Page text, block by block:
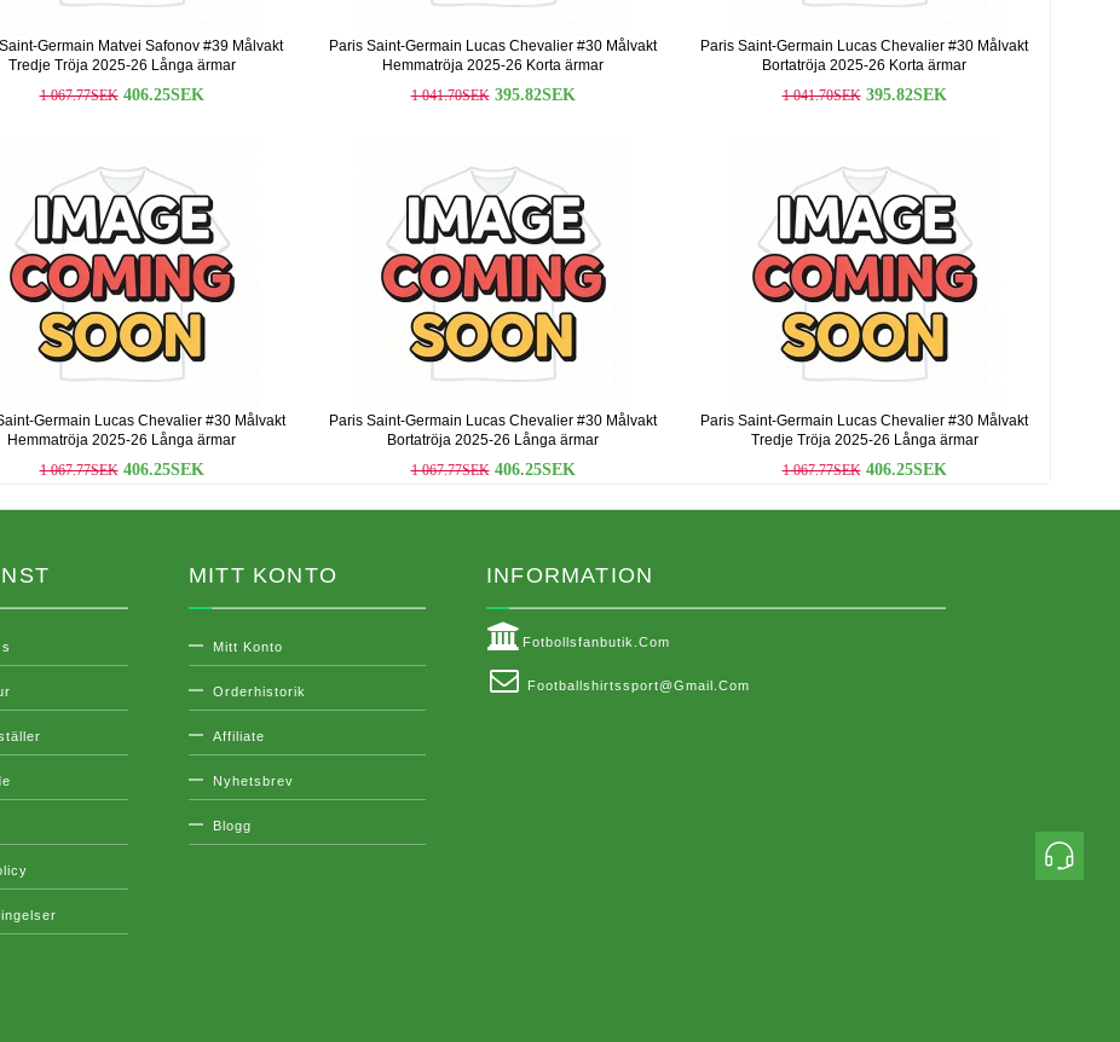
Germain Matvei Safonov #39 Målvakt
Tredje Tröja 2025-26 Långa ärmar
1 067.77SEK 406.25SEK
Paris Saint-Germain Lucas Chevalier #30 Målvakt
Hemmatröja 2025-26 Korta ärmar
1 041.70SEK 395.82SEK
Paris Saint-Germain Lucas Chevalier #30 Målvakt
Bortatröja 2025-26 Korta ärmar
1 041.70SEK 395.82SEK
Germain Lucas Chevalier #30 Målvakt
Hemmatröja 2025-26 Långa ärmar
1 067.77SEK 406.25SEK
Paris Saint-Germain Lucas Chevalier #30 Målvakt
Bortatröja 2025-26 Långa ärmar
1 067.77SEK 406.25SEK
Paris Saint-Germain Lucas Chevalier #30 Målvakt
Tredje Tröja 2025-26 Långa ärmar
1 067.77SEK 406.25SEK
MITT KONTO
Mitt Konto
Orderhistorik
Affiliate
Nyhetsbrev
Blogg
INFORMATION
Fotbollsfanbutik.com
Footballshirtssport@gmail.com